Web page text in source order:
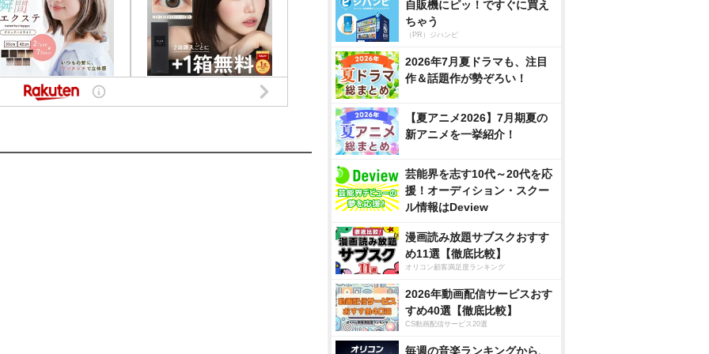
自販機にピッ！ですぐに買え
ちゃう
（PR）ジハンピ
2026年7月夏ドラマも、注目
作＆話題作が勢ぞろい！
【夏アニメ2026】7月期夏の
新アニメを一挙紹介！
芸能界を志す10代～20代を応
援！オーディション・スクー
ル情報はDeview
漫画読み放題サブスクおすす
め11選【徹底比較】
オリコン顧客満足度ランキング
2026年動画配信サービスおす
すめ40選【徹底比較】
CS動画配信サービス20選
毎週の音楽ランキングから、